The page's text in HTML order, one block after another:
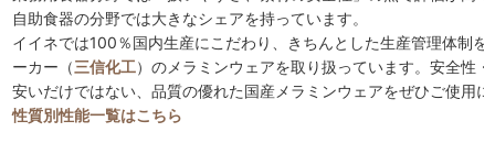
自助食器の分野では大きなシェアを持っています。
イイネでは100％国内生産にこだわり、きちんとした生産管理体制
ーカー（三信化工）のメラミンウェアを取り扱っています。安全性
安いだけではない、品質の優れた国産メラミンウェアをぜひご使用
性質別性能一覧はこちら